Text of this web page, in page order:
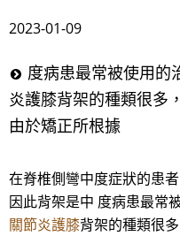
2023-01-09
度病患最常被使用的
炎護膝背架的種類很多
由於矯正所根據
在脊椎側彎中度症狀的患
因此背架是中 度病患最常
關節炎護膝背架的種類很